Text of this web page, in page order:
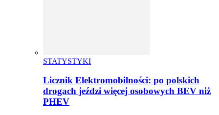
STATYSTYKI
Licznik Elektromobilności: po polskich
drogach jeździ więcej osobowych BEV niż
PHEV